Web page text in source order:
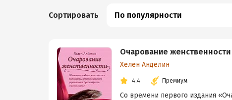
Сортировать По популярности
Очарование женственности
Хелен Анделин
4.4 Премиум
Со времени первого издания